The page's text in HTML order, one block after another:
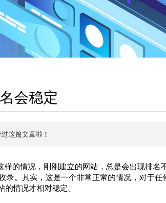
会稳定
这篇文章啦！
的情况，刚刚建立的网站，总是会出现排名
。其实，这是一个非常正常的情况，对于任
情况才相对稳定。